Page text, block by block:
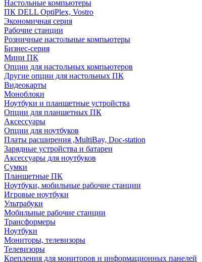
Настольные компьютеры
ПК DELL OptiPlex, Vostro
Экономичная серия
Рабочие станции
Розничные настольные компьютеры
Бизнес-серия
Мини ПК
Опции для настольных компьютеров
Другие опции для настольных ПК
Видеокарты
Моноблоки
Ноутбуки и планшетные устройства
Опции для планшетных ПК
Аксессуары
Опции для ноутбуков
Платы расширения ,MultiBay, Doc-station
Зарядные устройства и батареи
Аксессуары для ноутбуков
Сумки
Планшетные ПК
Ноутбуки, мобильные рабочие станции
Игровые ноутбуки
Ультрабуки
Мобильные рабочие станции
Трансформеры
Ноутбуки
Мониторы, телевизоры
Телевизоры
Крепления для мониторов и информационных панелей